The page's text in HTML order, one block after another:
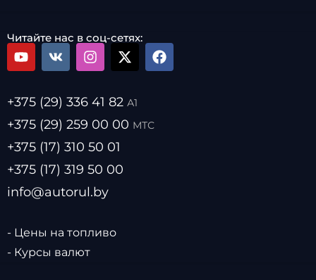
Читайте нас в соц-сетях:
+375 (29) 336 41 82 А1
+375 (29) 259 00 00 МТС
+375 (17) 310 50 01
+375 (17) 319 50 00
info@autorul.by
- Цены на топливо
- Курсы валют